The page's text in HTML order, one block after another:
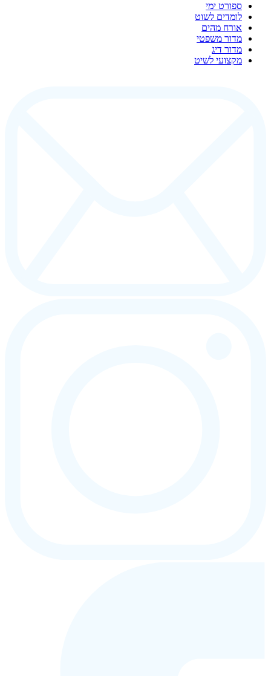
ספורט ימי
לומדים לשוט
אורח מהים
מדור משפטי
מדור דיג
מקצועי לשיט